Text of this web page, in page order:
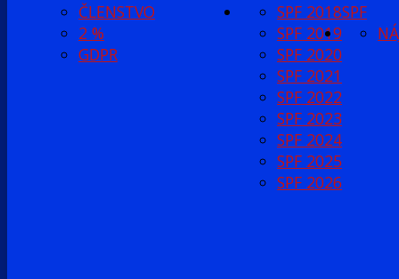
ČLENSTVO
2 %
GDPR
SPF
SPF 2018
SPF 2019
SPF 2020
SPF 2021
SPF 2022
SPF 2023
SPF 2024
SPF 2025
SPF 2026